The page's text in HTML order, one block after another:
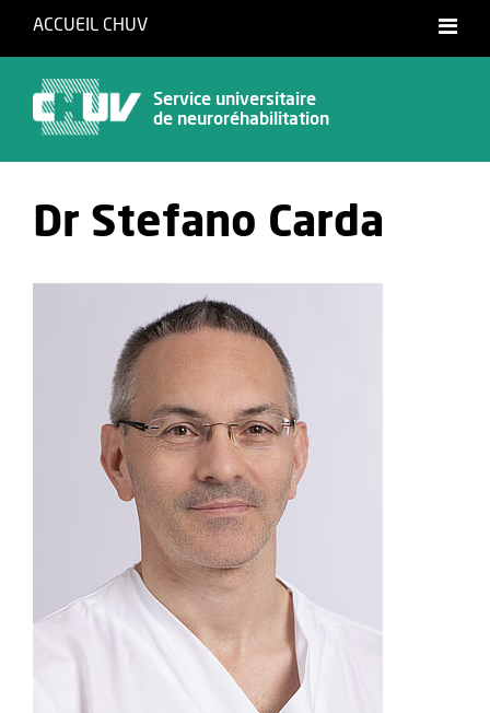
ACCUEIL CHUV
Service universitaire
de neuroréhabilitation
Dr Stefano Carda